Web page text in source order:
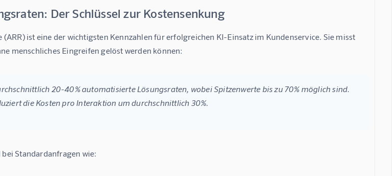
Der Schlüssel zur Kostensenkung
(ARR) ist eine der wichtigsten Kennzahlen für erfolgreichen KI-Einsatz im Kundenservice. Sie misst
menschliches Eingreifen gelöst werden können:
20-40% automatisierte Lösungsraten, wobei Spitzenwerte bis zu 70% möglich sind.
die Kosten pro Interaktion um durchschnittlich 30%.
Standardanfragen wie: